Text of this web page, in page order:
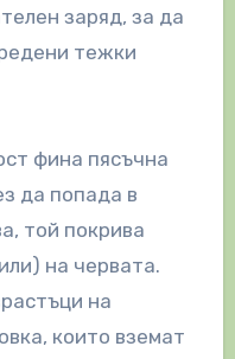
заряд, за да
тежки
фина пясъчна
да попада в
той покрива
на червата.
на
които вземат